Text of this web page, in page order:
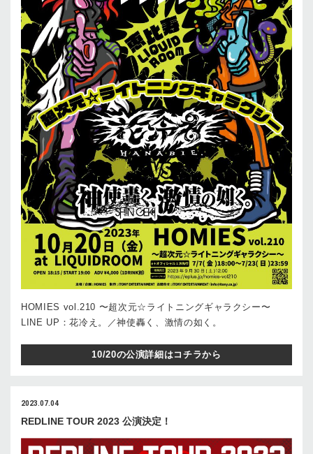
HOMIES vol.210 〜超次元☆ライトニングギャラクシー〜
LINE UP：花冷え。／神使轟く、激情の如く。
10/20の公演詳細はコチラから
2023.07.04
REDLINE TOUR 2023 公演決定！